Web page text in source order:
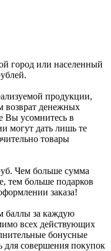
город или населенный
продукции,
возврат денежных
Вы усомнитесь в
могут дать лишь те
товары
Чем больше сумма
тем больше подарков
заказа!
баллы за каждую
всех действующих
бонусные
для совершения покупок